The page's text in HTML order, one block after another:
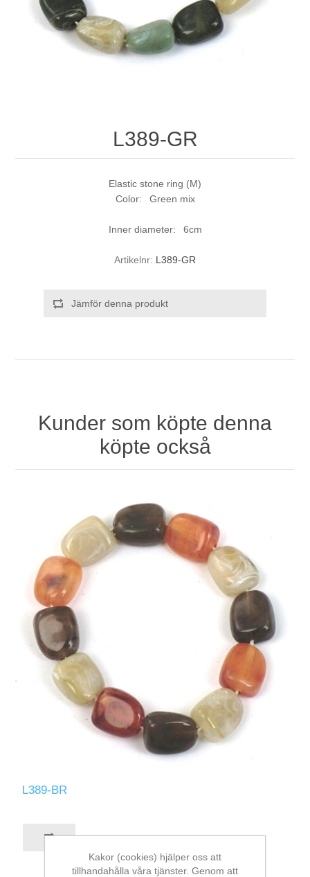
L389-GR
Elastic stone ring (M)
Color: Green mix
Inner diameter: 6cm
Artikelnr: L389-GR
Jämför denna produkt
Kunder som köpte denna
köpte också
L389-BR
Kakor (cookies) hjälper oss att
tillhandahålla våra tjänster. Genom att